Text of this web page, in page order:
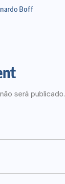
Boff
será publicado.